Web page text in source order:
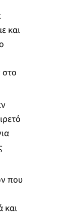
και
στο
που
και